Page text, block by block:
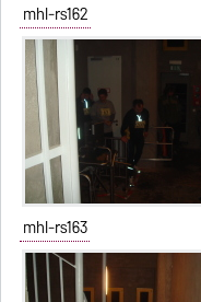
mhl-rs162
mhl-rs163